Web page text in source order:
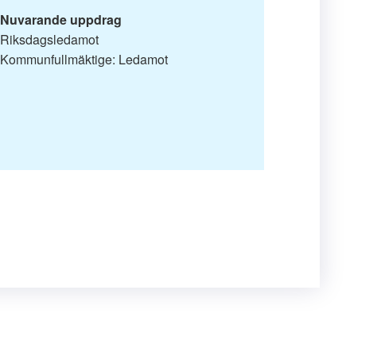
Nuvarande uppdrag
Riksdagsledamot
Kommunfullmäktige: Ledamot